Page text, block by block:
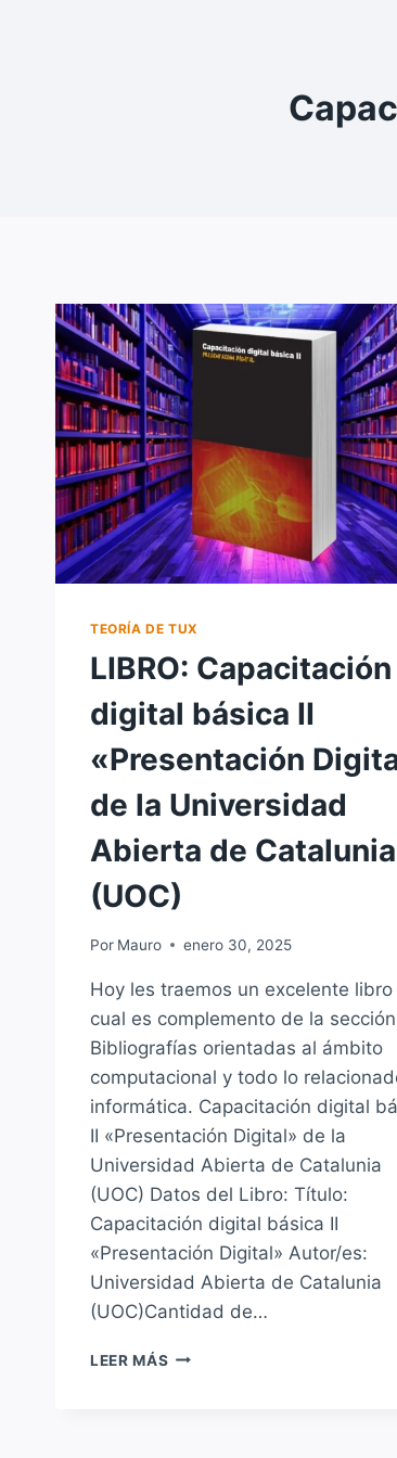
TEORÍA DE TUX
LIBRO: Capacitación
digital básica II
«Presentación
de la Universidad
Abierta de Catalunia
(UOC)
Por Mauro enero 30, 2025
Hoy les traemos un excelente libro
cual es complemento de la
Bibliografías orientadas al ámbito
computacional y todo lo
informática. Capacitación digital
II «Presentación Digital» de la
Universidad Abierta de Catalunia
(UOC) Datos del Libro: Título:
Capacitación digital básica II
«Presentación Digital» Autor/es:
Universidad Abierta de Catalunia
(UOC)Cantidad de…
LEER MÁS LIBRO: